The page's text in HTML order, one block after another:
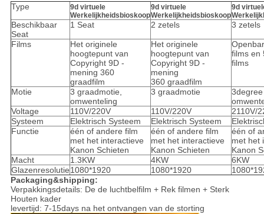
Type
9d virtuele
Werkelijkheidsbioskoop
9d virtuele
Werkelijkheidsbioskoop
9d
Beschikbaar
Seat
1 Seat 2 zetels 3 zetels
Films
Het originele
hoogtepunt van
Copyright 9D -
mening 360
graadfilm
Het originele
hoogtepunt van
Copyright 9D -
mening
360 graadfilm
films en
films
Motie
3 graadmotie,
omwenteling
3 graadmotie
Voltage
110V/220V 110V/220V
2110V/
Systeem
Elektrisch Systeem Elektrisch Systeem
Functie
één of andere film
met het interactieve
Kanon Schieten
één of andere film
met het interactieve
Kanon Schieten
één of
met het
Kanon
Macht
1.3KW 4KW
6KW
Glazenresolutie1080*1920 1080*1920
Packaging&shipping:
Verpakkingsdetails: De de luchtbelfilm + Rek filmen + Sterk
Houten kader
levertijd: 7-15days na het ontvangen van de storting